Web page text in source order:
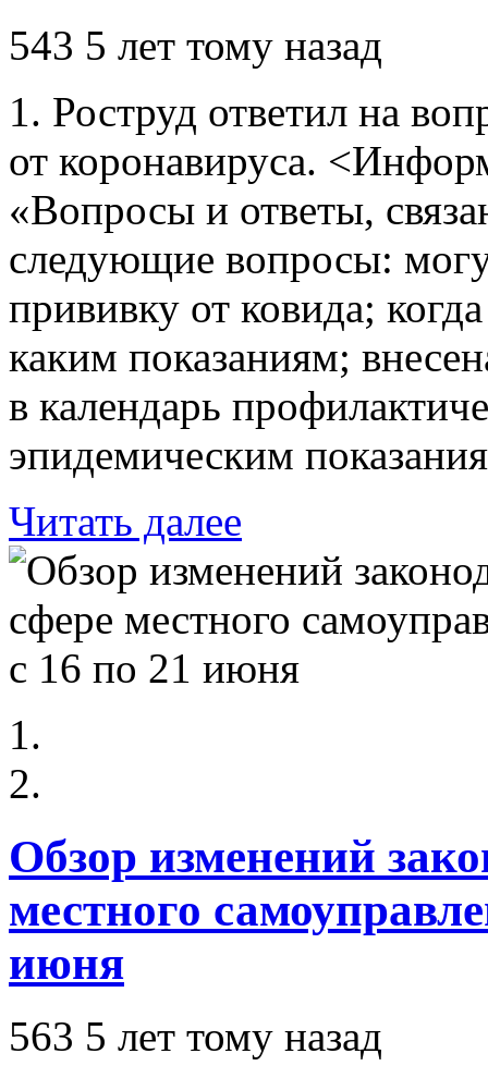
543 5 лет тому назад
1. Роструд ответил на
от коронавируса.
«Вопросы и ответы,
следующие вопросы:
прививку от ковида;
каким показаниям;
в календарь
эпидемическим
Читать далее
Обзор изменений
местного
июня
563 5 лет тому назад